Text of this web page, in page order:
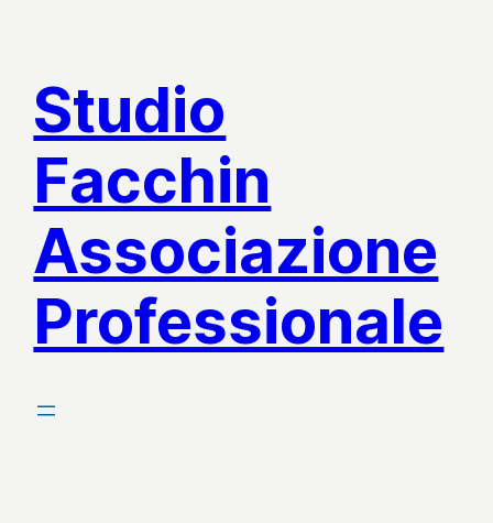
contenuto
Studio
Facchin
Associazione
Professionale